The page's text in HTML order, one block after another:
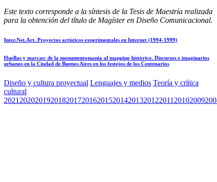
Este texto corresponde a la síntesis de la Tesis de Maestría realizada
para la obtención del título de Magíster en Diseño Comunicacional.
Inter.Net.Art. Proyectos artísticos experimentales en Internet (1994-1999)
Huellas y marcas: de la monumentomanía al mapping histórico. Discursos e imaginarios
urbanos en la Ciudad de Buenos Aires en los festejos de los Centenarios
Diseño y cultura proyectual Lenguajes y medios Teoría y crítica
cultural
2021 2020201920182017201620152014201320122011 20102009